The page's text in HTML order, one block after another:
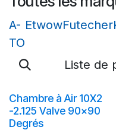
A-
TO
EtwowFutecher
Liste de
Chambre à Air 10X2
-2.125 Valve 90x90
Degrés